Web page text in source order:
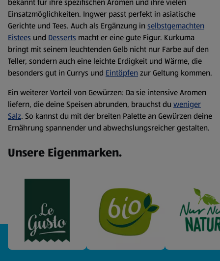
bekannt für ihre spezifischen Aromen und ihre vielen
Einsatzmöglichkeiten. Ingwer passt perfekt in asiatische
Gerichte und Tees. Auch als Ergänzung in selbstgemachten
Eistees und Desserts macht er eine gute Figur. Kurkuma
bringt mit seinem leuchtenden Gelb nicht nur Farbe auf den
Teller, sondern auch eine leichte Erdigkeit und Wärme, die
besonders gut in Currys und Eintöpfen zur Geltung kommen.
Ein weiterer Vorteil von Gewürzen: Da sie intensive Aromen
liefern, die deine Speisen abrunden, brauchst du weniger
Salz. So kannst du mit der breiten Palette an Gewürzen deine
Ernährung spannender und abwechslungsreicher gestalten.
Unsere Eigenmarken.